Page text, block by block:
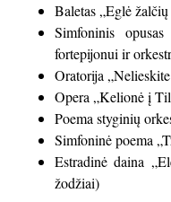
Baletas „Eglė
Simfoninis
fortepijonui ir
Oratorija
Opera „Kelionė į
Poema styginių
Simfoninė poema
Estradinė daina
žodžiai)